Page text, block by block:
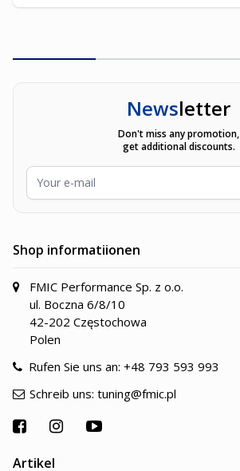
Newsletter
Don't miss any promotion,
get additional discounts.
Shop informatiionen
FMIC Performance Sp. z o.o.
ul. Boczna 6/8/10
42-202 Częstochowa
Polen
Rufen Sie uns an: +48 793 593 993
Schreib uns: tuning@fmic.pl
Artikel